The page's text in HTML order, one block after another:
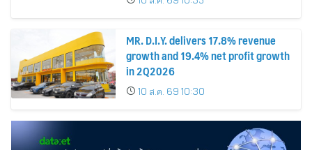
MR. D.I.Y. delivers 17.8% revenue
growth and 19.4% net profit growth
in 2Q2026
10 ส.ค. 69 10:30